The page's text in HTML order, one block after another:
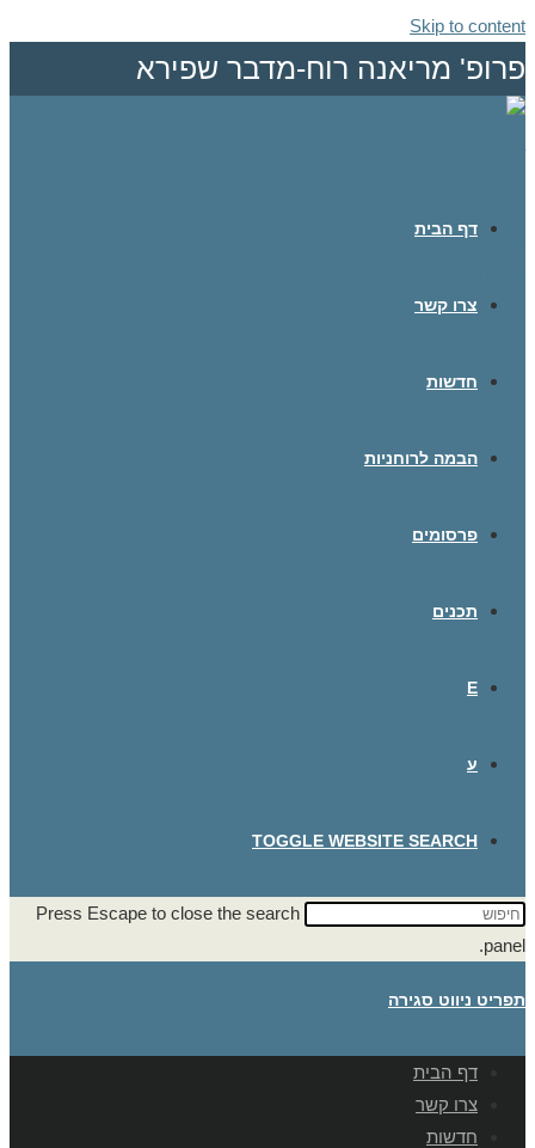
Skip to content
פרופ' מריאנה רוח-מדבר שפירא
דף הבית
צרו קשר
חדשות
הבמה לרוחניות
פרסומים
תכנים
E
ע
TOGGLE WEBSITE SEARCH
Press Escape to close the search
panel.
תפריט ניווט סגירה
דף הבית
צרו קשר
חדשות